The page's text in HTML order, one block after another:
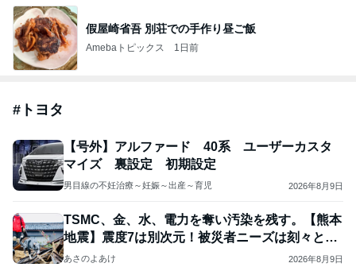
假屋崎省吾 別荘での手作り昼ご飯
Amebaトピックス 1日前
# トヨタ
【号外】アルファード 40系 ユーザーカスタ
マイズ 裏設定 初期設定
男目線の不妊治療～妊娠～出産～育児 2026年8月9日
TSMC、金、水、電力を奪い汚染を残す。【熊本
地震】震度7は別次元！被災者ニーズは刻々と変
わる！
あさのよあけ 2026年8月9日